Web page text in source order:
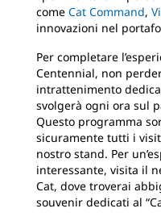
come Cat Command,
innovazioni nel
Per completare
Centennial, non
intrattenimento
svolgerà ogni ora sul
Questo programma
sicuramente tutti i
nostro stand. Per
interessante, visita il
Cat, dove troverai
souvenir dedicati al